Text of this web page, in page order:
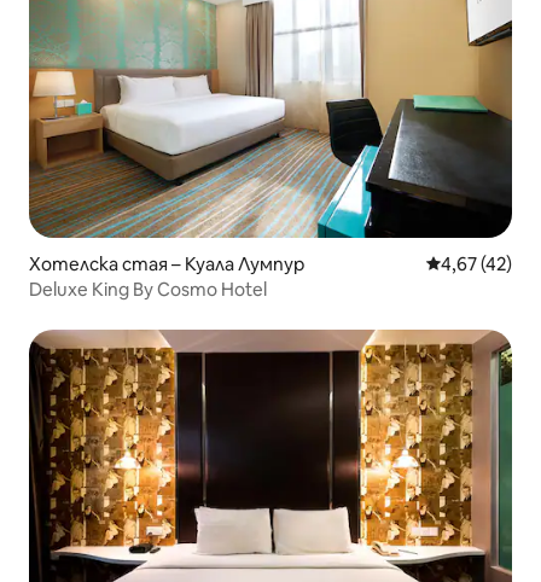
Хотелска стая – Куала Лумпур Средна
4,67 (42)
Deluxe King By Cosmo Hotel